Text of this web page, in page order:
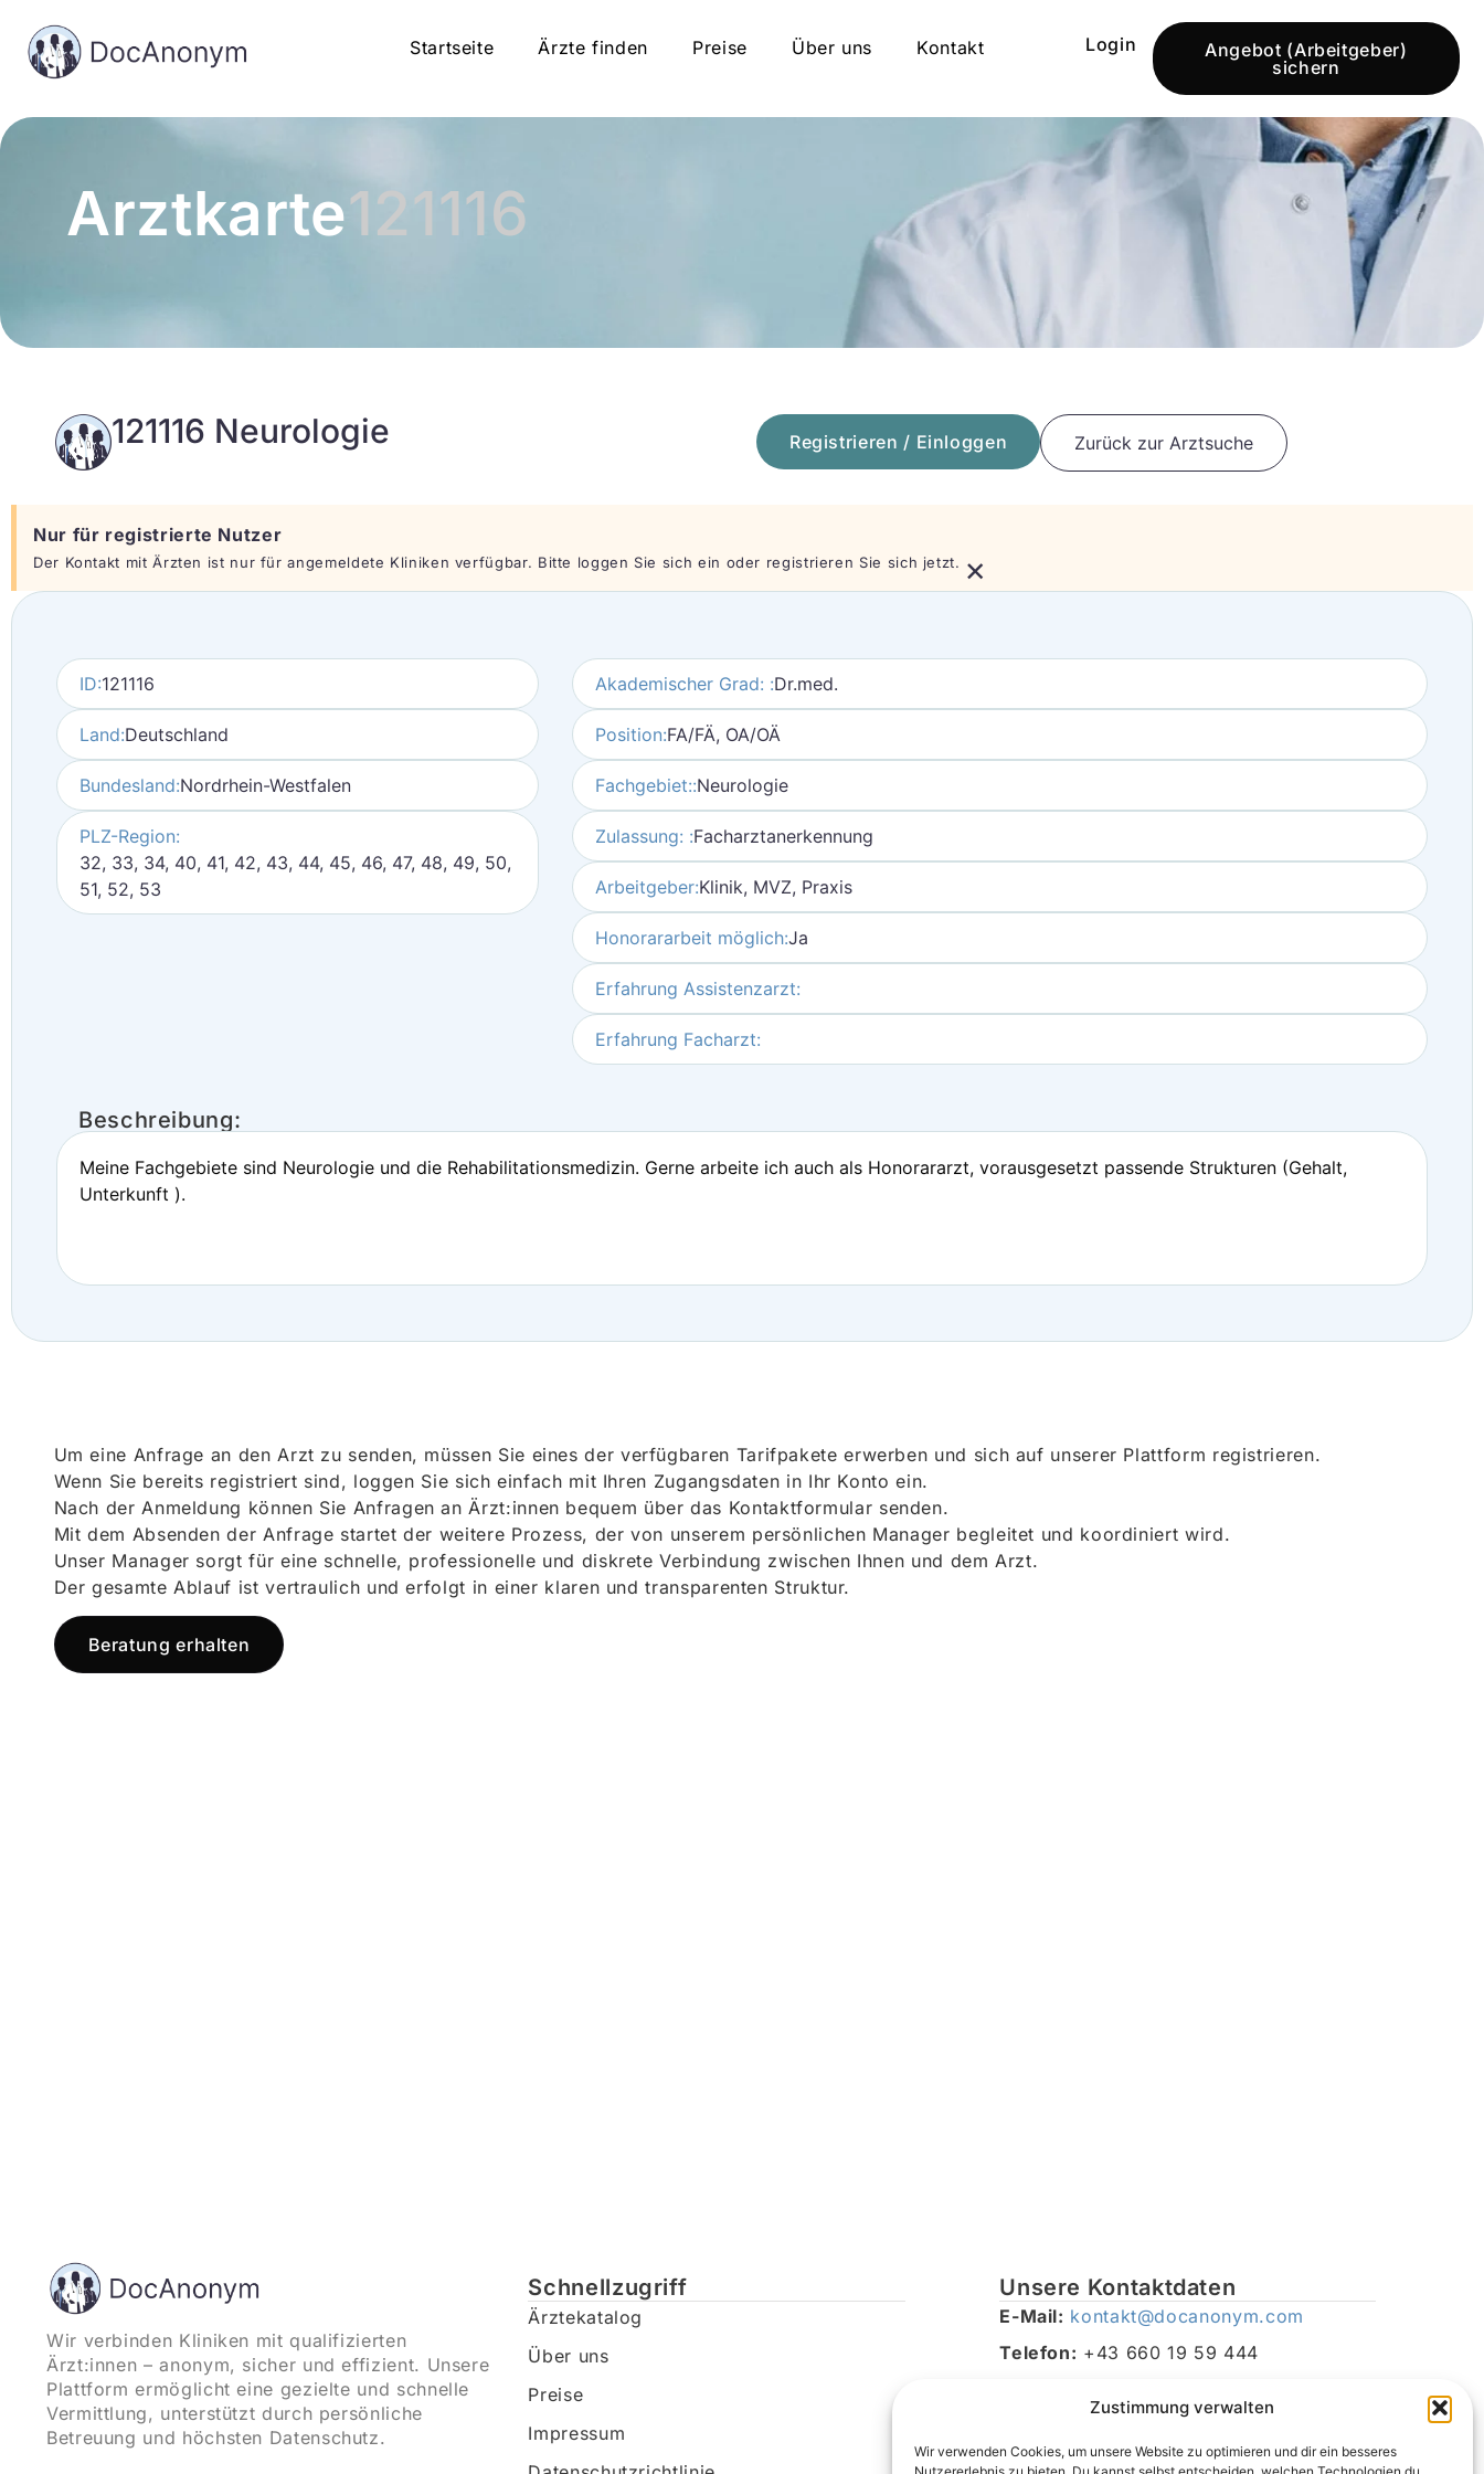
Zustimmung verwalten
Wir verwenden Cookies, um unsere Website zu optimieren und dir ein besseres
Startseite Ärzte finden Preise Über uns Kontakt Login
Angebot (Arbeitgeber)
sichern
Arztkarte121116
121116 Neurologie Registrieren / Einloggen Zurück zur Arztsuche
Nur für registrierte Nutzer
Der Kontakt mit Ärzten ist nur für angemeldete Kliniken verfügbar. Bitte loggen Sie sich ein oder registrieren Sie sich jetzt. ×
ID:121116
Land:Deutschland
Bundesland:Nordrhein-Westfalen
PLZ-Region:
32, 33, 34, 40, 41, 42, 43, 44, 45, 46, 47, 48, 49, 50,
51, 52, 53
Akademischer Grad: :Dr.med.
Position:FA/FÄ, OA/OÄ
Fachgebiet::Neurologie
Zulassung: :Facharztanerkennung
Arbeitgeber:Klinik, MVZ, Praxis
Honorararbeit möglich:Ja
Erfahrung Assistenzarzt:
Erfahrung Facharzt:
Beschreibung:
Meine Fachgebiete sind Neurologie und die Rehabilitationsmedizin. Gerne arbeite ich auch als Honorararzt, vorausgesetzt passende Strukturen (Gehalt,
Unterkunft ).
Um eine Anfrage an den Arzt zu senden, müssen Sie eines der verfügbaren Tarifpakete erwerben und sich auf unserer Plattform registrieren.
Wenn Sie bereits registriert sind, loggen Sie sich einfach mit Ihren Zugangsdaten in Ihr Konto ein.
Nach der Anmeldung können Sie Anfragen an Ärzt:innen bequem über das Kontaktformular senden.
Mit dem Absenden der Anfrage startet der weitere Prozess, der von unserem persönlichen Manager begleitet und koordiniert wird.
Unser Manager sorgt für eine schnelle, professionelle und diskrete Verbindung zwischen Ihnen und dem Arzt.
Der gesamte Ablauf ist vertraulich und erfolgt in einer klaren und transparenten Struktur.
Beratung erhalten
Wir verbinden Kliniken mit qualifizierten
Ärzt:innen – anonym, sicher und effizient. Unsere
Plattform ermöglicht eine gezielte und schnelle
Vermittlung, unterstützt durch persönliche
Betreuung und höchsten Datenschutz.
Schnellzugriff
Ärztekatalog
Über uns
Preise
Impressum
Unsere Kontaktdaten
E-Mail: kontakt@docanonym.com
Telefon: +43 660 19 59 444
Traunsee, Österreich